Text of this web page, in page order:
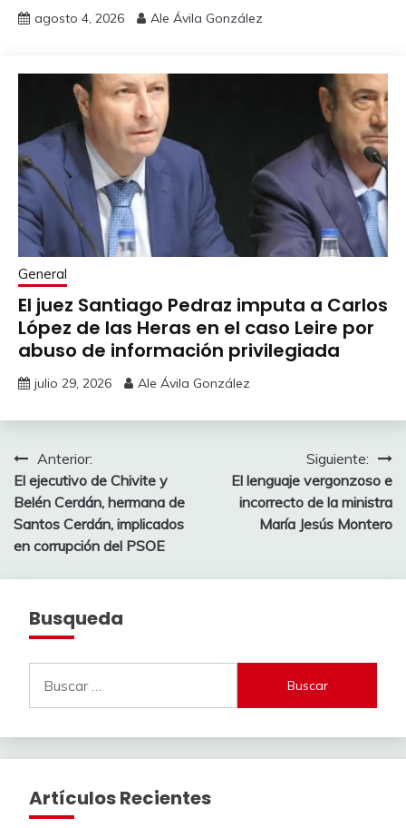
agosto 4, 2026 Ale Ávila González
General
El juez Santiago Pedraz imputa a Carlos
López de las Heras en el caso Leire por
abuso de información privilegiada
julio 29, 2026 Ale Ávila González
Navegación
de
entradas
Anterior:
El ejecutivo de Chivite y
Belén Cerdán, hermana de
Santos Cerdán, implicados
en corrupción del PSOE
Siguiente:
El lenguaje vergonzoso e
incorrecto de la ministra
María Jesús Montero
Busqueda
Artículos Recientes